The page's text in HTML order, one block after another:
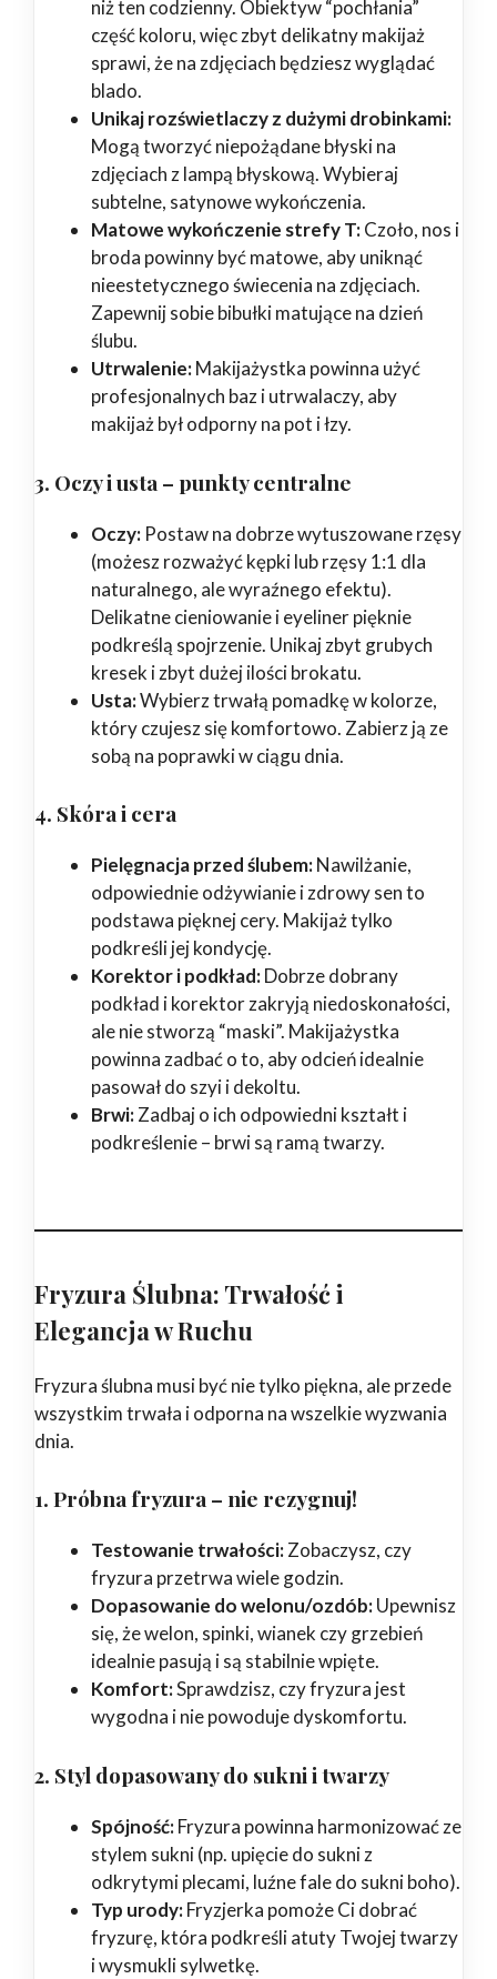
niż ten codzienny. Obiektyw “pochłania”
część koloru, więc zbyt delikatny makijaż
sprawi, że na zdjęciach będziesz wyglądać
blado.
Unikaj rozświetlaczy z dużymi drobinkami:
Mogą tworzyć niepożądane błyski na
zdjęciach z lampą błyskową. Wybieraj
subtelne, satynowe wykończenia.
Matowe wykończenie strefy T:Czoło, nos i
broda powinny być matowe, aby uniknąć
nieestetycznego świecenia na zdjęciach.
Zapewnij sobie bibułki matujące na dzień
ślubu.
Utrwalenie:Makijażystka powinna użyć
profesjonalnych baz i utrwalaczy, aby
makijaż był odporny na pot i łzy.
3. Oczy i usta – punkty centralne
Oczy: Postaw na dobrze wytuszowane rzęsy
(możesz rozważyć kępki lub rzęsy 1:1 dla
naturalnego, ale wyraźnego efektu).
Delikatne cieniowanie i eyeliner pięknie
podkreślą spojrzenie. Unikaj zbyt grubych
kresek i zbyt dużej ilości brokatu.
Usta:Wybierz trwałą pomadkę w kolorze,
który czujesz się komfortowo. Zabierz ją ze
sobą na poprawki w ciągu dnia.
4. Skóra i cera
Pielęgnacja przed ślubem:Nawilżanie,
odpowiednie odżywianie i zdrowy sen to
podstawa pięknej cery. Makijaż tylko
podkreśli jej kondycję.
Korektor i podkład:Dobrze dobrany
podkład i korektor zakryją niedoskonałości,
ale nie stworzą “maski”. Makijażystka
powinna zadbać o to, aby odcień idealnie
pasował do szyi i dekoltu.
Brwi:Zadbaj o ich odpowiedni kształt i
podkreślenie – brwi są ramą twarzy.
Fryzura Ślubna: Trwałość i
Elegancja w Ruchu
Fryzura ślubna musi być nie tylko piękna, ale przede
wszystkim trwała i odporna na wszelkie wyzwania
dnia.
1. Próbna fryzura – nie rezygnuj!
Testowanie trwałości:Zobaczysz, czy
fryzura przetrwa wiele godzin.
Dopasowanie do welonu/ozdób:Upewnisz
się, że welon, spinki, wianek czy grzebień
idealnie pasują i są stabilnie wpięte.
Komfort:Sprawdzisz, czy fryzura jest
wygodna i nie powoduje dyskomfortu.
2. Styl dopasowany do sukni i twarzy
Spójność:Fryzura powinna harmonizować ze
stylem sukni (np. upięcie do sukni z
odkrytymi plecami, luźne fale do sukni boho).
Typ urody:Fryzjerka pomoże Ci dobrać
fryzurę, która podkreśli atuty Twojej twarzy
i wysmukli sylwetkę.